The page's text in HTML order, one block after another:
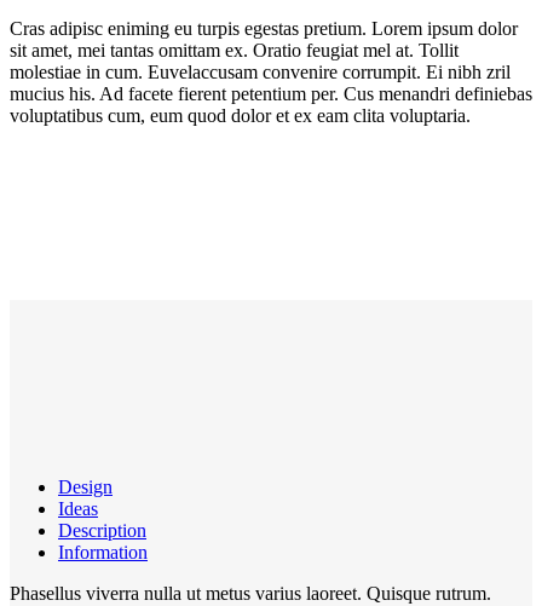
Cras adipisc eniming eu turpis egestas pretium. Lorem ipsum dolor
sit amet, mei tantas omittam ex. Oratio feugiat mel at. Tollit
molestiae in cum. Euvelaccusam convenire corrumpit. Ei nibh zril
mucius his. Ad facete fierent petentium per. Cus menandri definiebas
voluptatibus cum, eum quod dolor et ex eam clita voluptaria.
Design
Ideas
Description
Information
Phasellus viverra nulla ut metus varius laoreet. Quisque rutrum.